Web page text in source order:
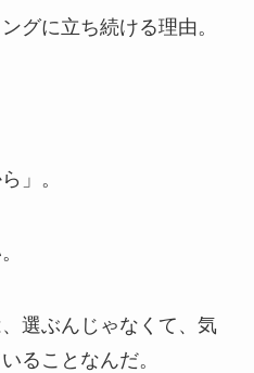
グに立ち続ける理由。
」。
選ぶんじゃなくて、気
ることなんだ。